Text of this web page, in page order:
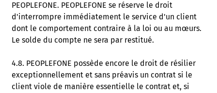
PEOPLEFONE. PEOPLEFONE se réserve le droit
d'interrompre immédiatement le service d'un client
dont le comportement contraire à la loi ou au mœurs.
Le solde du compte ne sera par restitué.
4.8. PEOPLEFONE possède encore le droit de résilier
exceptionnellement et sans préavis un contrat si le
client viole de manière essentielle le contrat et, si